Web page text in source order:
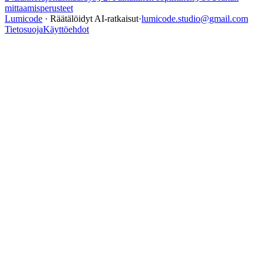
mittaamisperusteet
Lumicode · Räätälöidyt AI-ratkaisut·lumicode.studio@gmail.com
TietosuojaKäyttöehdot